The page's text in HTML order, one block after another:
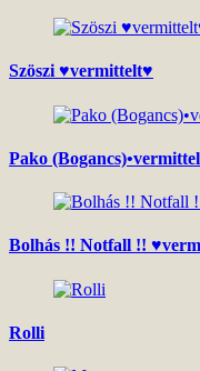
Szöszi ♥vermittelt♥
Pako
Bolhás !! Notfall !!
Rolli